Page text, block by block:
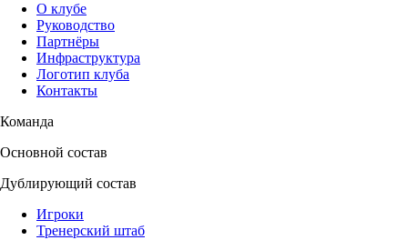
О клубе
Руководство
Партнёры
Инфраструктура
Логотип клуба
Контакты
Команда
Основной состав
Дублирующий состав
Игроки
Тренерский штаб